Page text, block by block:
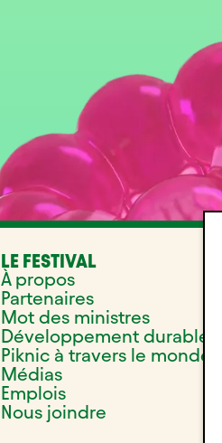
LE FESTIVAL
À propos
Partenaires
Mot des ministres
Développement durable
Piknic à travers le monde
Médias
Emplois
Nous joindre